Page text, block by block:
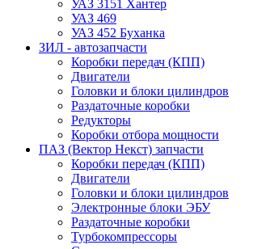
УАЗ 3151 Хантер
УАЗ 469
УАЗ 452 Буханка
ЗИЛ - автозапчасти
Коробки передач (КПП)
Двигатели
Головки и блоки цилиндров
Раздаточные коробки
Редукторы
Коробки отбора мощности
ПАЗ (Вектор Некст) запчасти
Коробки передач (КПП)
Двигатели
Головки и блоки цилиндров
Электронные блоки ЭБУ
Раздаточные коробки
Турбокомпрессоры